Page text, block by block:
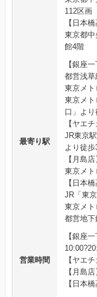
112区画
【日本
東京都
館4階
最寄り駅
【銀座一
都営浅
東京メ
東京メ
口」より
【ヤエチ
JR東京
より徒歩
【月島店
東京メ
【日本
JR「東
東京メ
都営地
営業時間
【銀座
【ヤエ
【月島
【日本